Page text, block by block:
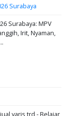
Surabaya
Surabaya: MPV
Irit, Nyaman,
yaris trd - Belajar